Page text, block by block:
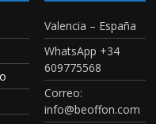
Valencia – España
WhatsApp +34
609775568
Correo:
info@beoffon.com